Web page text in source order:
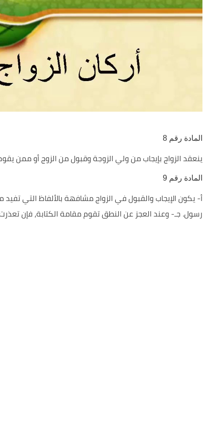
المادة رقم 8
ينعقد الزواج بإيجاب من ولي الزوجة وقبول من الزوج أو ممن
المادة رقم 9
أ- يكون الإيجاب والقبول في الزواج مشافهة بالألفاظ التي تفيد
رسول. جـ- وعند العجز عن النطق تقوم مقامة الكتابة، فإن